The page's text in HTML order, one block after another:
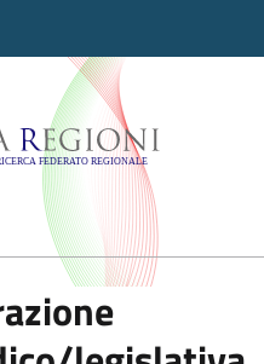
-